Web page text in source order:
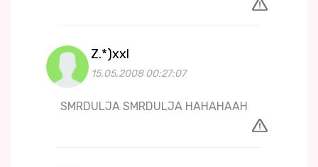
Z.*)xxl
15.05.2008 00:27:07
SMRDULJA SMRDULJA HAHAHAAH